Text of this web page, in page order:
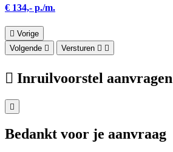
€ 134,- p./m.
Vorige
Volgende
Versturen
Inruilvoorstel aanvragen
Bedankt voor je aanvraag